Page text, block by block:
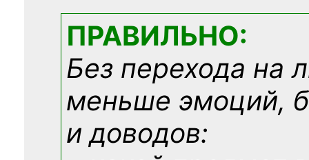
ПРАВИЛЬНО:
Без перехода на
меньше эмоций,
и доводов: